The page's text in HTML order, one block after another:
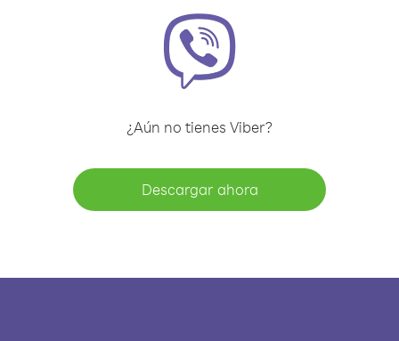
¿Aún no tienes Viber?
Descargar ahora